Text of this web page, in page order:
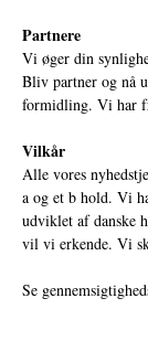
Partnere
Vi øger din
Bliv partner og nå
formidling. Vi har
Vilkår
Alle vores
a og et b hold. Vi
udviklet af danske
vil vi erkende. Vi
Se